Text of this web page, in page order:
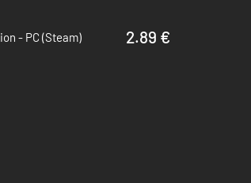
- PC (Steam) 2.89 €